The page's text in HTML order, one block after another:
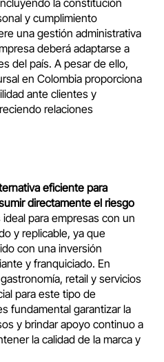
la constitución
y cumplimiento
una gestión administrativa
deberá adaptarse a
del país. A pesar de ello,
en Colombia proporciona
ante clientes y
relaciones
eficiente para
directamente el riesgo
para empresas con un
y replicable, ya que
con una inversión
y franquiciado. En
retail y servicios
para este tipo de
fundamental garantizar la
y brindar apoyo continuo a
la calidad de la marca y